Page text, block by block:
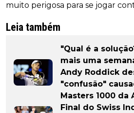
muito perigosa para se jogar
Leia também
"Qual é a
mais uma
Andy Roddick
"confusão"
Masters 1000 da
Final do Swiss